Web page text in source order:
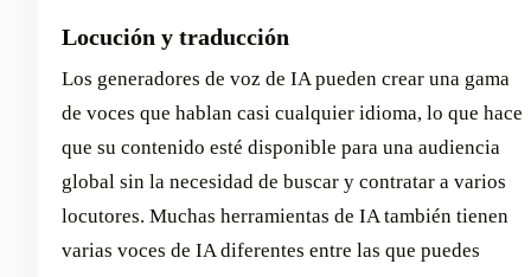
Locución y traducción
Los generadores de voz de IA pueden crear una gama
de voces que hablan casi cualquier idioma, lo que hace
que su contenido esté disponible para una audiencia
global sin la necesidad de buscar y contratar a varios
locutores. Muchas herramientas de IA también tienen
varias voces de IA diferentes entre las que puedes